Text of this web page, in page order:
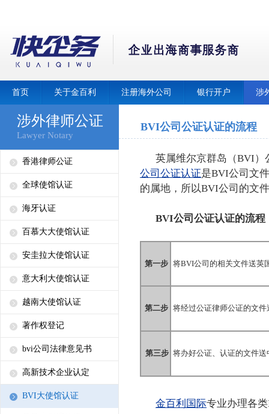
首页 关于金百利 注册海外公司 银行开户 涉
涉外律师公证
Lawyer Notary
香港律师公证
全球使馆认证
海牙认证
百慕大大使馆认证
安圭拉大使馆认证
意大利大使馆认证
越南大使馆认证
著作权登记
bvi公司法律意见书
高新技术企业认定
BVI大使馆认证
BVI公司公证认证的流程
英属维尔京群岛（BVI）
公司公证认证是BVI公司文
的属地，所以BVI公司的文
BVI公司公证认证的流程
第一步 将BVI公司的相关文件送英
第二步 将经过公证律师公证的文
第三步 将办好公证、认证的文件送
金百利国际专业办理各